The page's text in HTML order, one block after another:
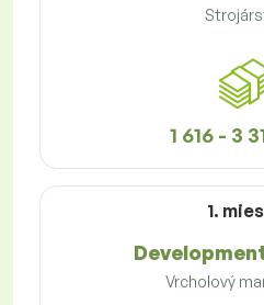
1 616 - 3
1.
Vrcholový